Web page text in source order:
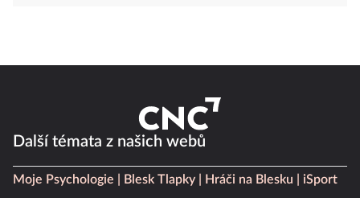
Další témata z našich webů
Moje Psychologie Blesk Tlapky Hráči na Blesku
iSport